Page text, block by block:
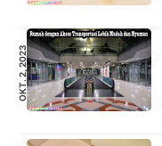
OKT. 2, 2023